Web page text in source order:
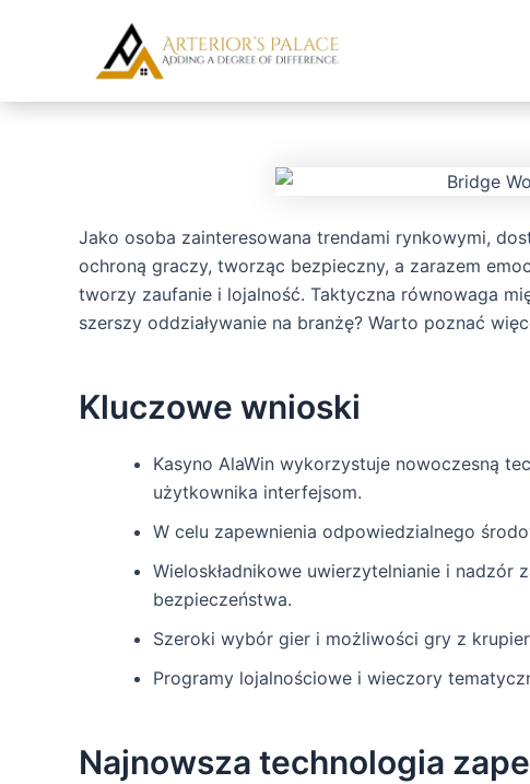
Jako osoba zainteresowana trendami rynkowymi,
ochroną graczy, tworząc bezpieczny, a zarazem
tworzy zaufanie i lojalność. Taktyczna równowaga
szerszy oddziaływanie na branżę? Warto poznać
Kluczowe wnioski
Kasyno AlaWin wykorzystuje nowoczesną
użytkownika interfejsom.
W celu zapewnienia odpowiedzialnego
Wieloskładnikowe uwierzytelnianie i
bezpieczeństwa.
Szeroki wybór gier i możliwości gry z
Programy lojalnościowe i wieczory
Najnowsza technologia
navigation